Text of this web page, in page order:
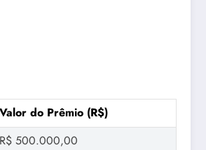
Valor do Prêmio (R$)
R$ 500.000,00